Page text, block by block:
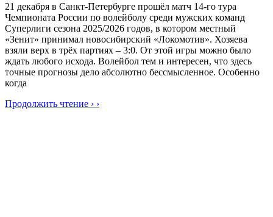
21 декабря в Санкт-Петербурге прошёл матч 14-го тура
Чемпионата России по волейболу среди мужских команд
Суперлиги сезона 2025/2026 годов, в котором местный
«Зенит» принимал новосибирский «Локомотив». Хозяева
взяли верх в трёх партиях – 3:0. От этой игры можно было
ждать любого исхода. Волейбол тем и интересен, что здесь
точные прогнозы дело абсолютно бессмысленное. Особенно
когда
Продолжить чтение › ›